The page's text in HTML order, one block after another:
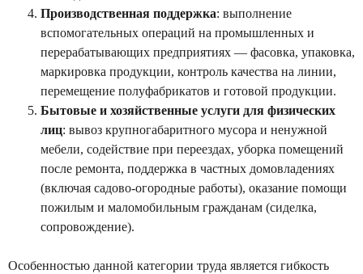
Производственная поддержка: выполнение
вспомогательных операций на промышленных и
перерабатывающих предприятиях — фасовка, упаковка,
маркировка продукции, контроль качества на линии,
перемещение полуфабрикатов и готовой продукции.
Бытовые и хозяйственные услуги для физических
лиц: вывоз крупногабаритного мусора и ненужной
мебели, содействие при переездах, уборка помещений
после ремонта, поддержка в частных домовладениях
(включая садово-огородные работы), оказание помощи
пожилым и маломобильным гражданам (сиделка,
сопровождение).
Особенностью данной категории труда является гибкость